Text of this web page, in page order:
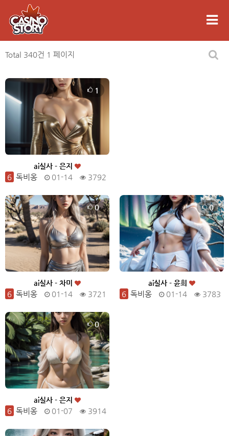
Total 340건 1 페이지
ai실사 - 은지
6 독비옹 01-14 3792
1
ai실사 - 차미
6 독비옹 01-14 3721
0
ai실사 - 윤희
6 독비옹 01-14 3783
0
ai실사 - 은지
6 독비옹 01-07 3914
0